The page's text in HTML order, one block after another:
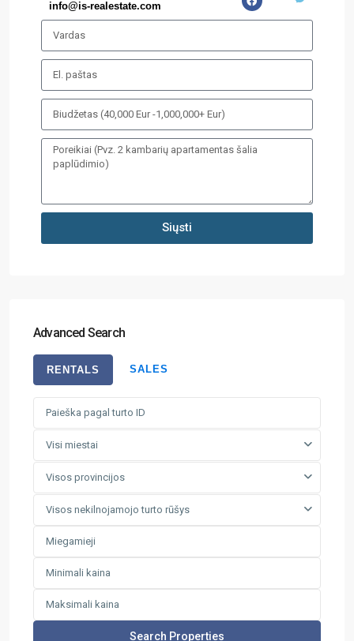
info@is-realestate.com
Siųsti
Advanced Search
RENTALS SALES
Visi miestai
Visos provincijos
Visos nekilnojamojo turto rūšys